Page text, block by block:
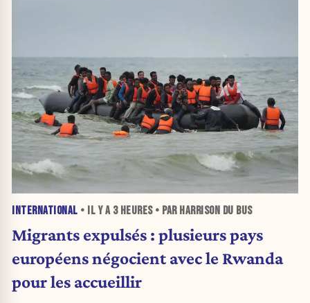
INTERNATIONAL • IL Y A 3 HEURES• PAR HARRISON DU BUS
Migrants expulsés : plusieurs pays
européens négocient avec le Rwanda
pour les accueillir